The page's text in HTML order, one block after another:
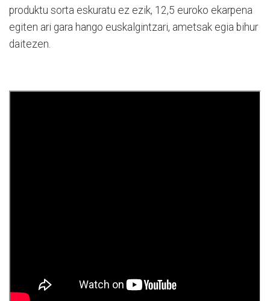
produktu sorta eskuratu ez ezik, 12,5 euroko ekarpena
egiten ari gara hango euskalgintzari, ametsak egia bihur
daitezen.